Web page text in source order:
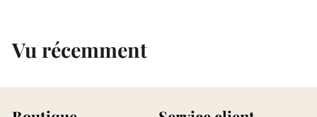
C
D
A
Vu récemment